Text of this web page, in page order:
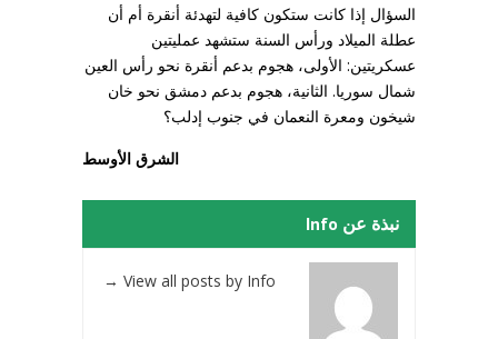
السؤال إذا كانت ستكون كافية لتهدئة أنقرة أم أن
عطلة الميلاد ورأس السنة ستشهد عمليتين
عسكريتين: الأولى، هجوم بدعم أنقرة نحو رأس العين
شمال سوريا. الثانية، هجوم بدعم دمشق نحو خان
شيخون ومعرة النعمان في جنوب إدلب؟
الشرق الأوسط
نبذة عن Info
View all posts by Info
→